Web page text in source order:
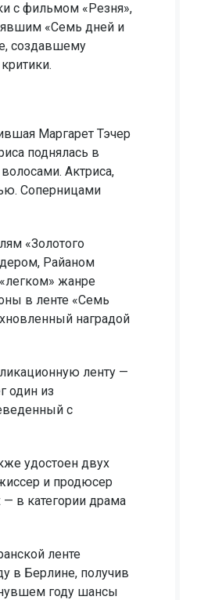
с фильмом «Резня»,
«Семь дней и
создавшему
Маргарет Тэчер
поднялась в
Актриса,
Соперницами
«Золотого
Райаном
жанре
в ленте «Семь
наградой
ленту —
один из
с
удостоен двух
и продюсер
в категории драма
ленте
в Берлине, получив
году шансы